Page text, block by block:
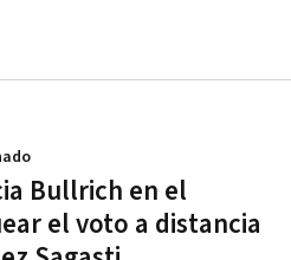
Bullrich en el
el voto a distancia